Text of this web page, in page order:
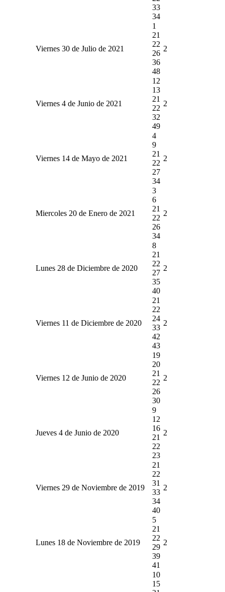
33
34
Viernes 30 de Julio de 2021
1
21
22
26
36
48
2
Viernes 4 de Junio de 2021
12
13
21
22
32
49
2
Viernes 14 de Mayo de 2021
4
9
21
22
27
34
2
Miercoles 20 de Enero de 2021
3
6
21
22
26
34
2
Lunes 28 de Diciembre de 2020
8
21
22
27
35
40
2
Viernes 11 de Diciembre de 2020
21
22
24
33
42
43
2
Viernes 12 de Junio de 2020
19
20
21
22
26
30
2
Jueves 4 de Junio de 2020
9
12
16
21
22
23
2
Viernes 29 de Noviembre de 2019
21
22
31
33
34
40
2
Lunes 18 de Noviembre de 2019
5
21
22
29
39
41
2
10
15